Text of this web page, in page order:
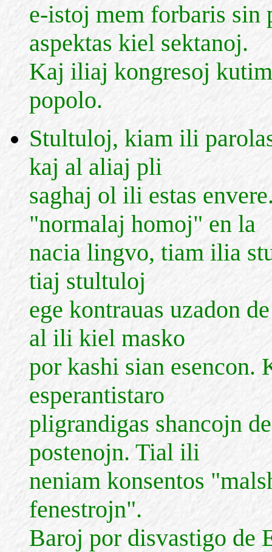
e-istoj mem forbaris sin
aspektas kiel sektanoj.
Kaj iliaj kongresoj
popolo.
Stultuloj, kiam ili
kaj al aliaj pli
saghaj ol ili estas
"normalaj homoj" en la
nacia lingvo, tiam ilia
tiaj stultuloj
ege kontrauas uzadon
al ili kiel masko
por kashi sian esencon.
esperantistaro
pligrandigas shancojn
postenojn. Tial ili
neniam konsentos
fenestrojn".
Baroj por disvastigo de